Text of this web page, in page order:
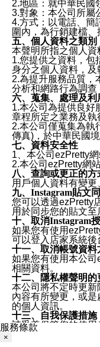
2.地區：就中華民國
3.對象：本公司所屬
4.方式：以電話、簡
圍內，為行銷建檔、
五、個人資料之類別
本聲明所指之個人資
1.您提供之資料，包
身分之個人資料，及
2.為提升服務品質，
分析和網路行為調查
六、蒐集、處理及
1.本公司為提供良好
章程所定之業務及執
2.本公司僅蒐集為執
傳真)，於中華民國
七、資料安全性
1、本公司ezPretty
2.本公司ezPretty網
八、查詢或更正的方
用戶個人資料有變
九、Instagram貼文
您可以透過ezPretty
用於同步您的貼文至
十、取消Instagram
如果您有使用
可以登入店家系統後
十一、取消帳號資料
如果您有使用本公
相關資料。
十二、隱私權聲明的
本公司將不定時更
內容有所變更，或
的個人資訊。
十三、自我保護措施
請妥善保管您的使
窗，以防止他人讀取
服務條款
×